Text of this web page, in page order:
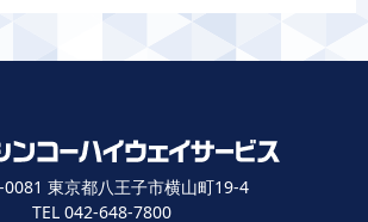
0081 東京都八王子市横山町19-4
TEL 042-648-7800